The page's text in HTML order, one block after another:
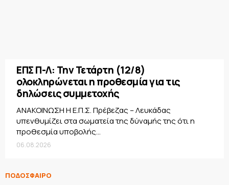
ΕΠΣ Π-Λ: Την Τετάρτη (12/8)
ολοκληρώνεται η προθεσμία για τις
δηλώσεις συμμετοχής
ΑΝΑΚΟΙΝΩΣΗ Η Ε.Π.Σ. Πρέβεζας – Λευκάδας
υπενθυμίζει στα σωματεία της δύναμής της ότι η
προθεσμία υποβολής...
06.08.2026
ΠΟΔΟΣΦΑΙΡΟ